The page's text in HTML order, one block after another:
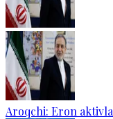
Aroqchi: Eron